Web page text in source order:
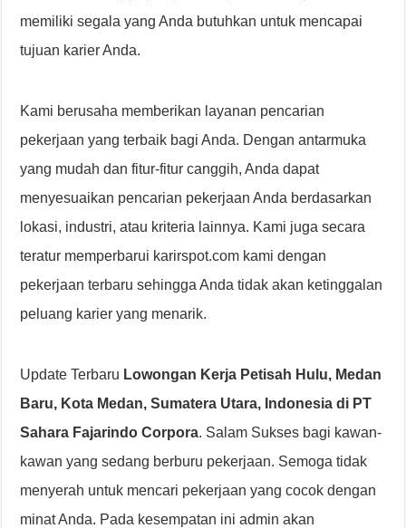
memiliki segala yang Anda butuhkan untuk mencapai
tujuan karier Anda.
Kami berusaha memberikan layanan pencarian
pekerjaan yang terbaik bagi Anda. Dengan antarmuka
yang mudah dan fitur-fitur canggih, Anda dapat
menyesuaikan pencarian pekerjaan Anda berdasarkan
lokasi, industri, atau kriteria lainnya. Kami juga secara
teratur memperbarui karirspot.com kami dengan
pekerjaan terbaru sehingga Anda tidak akan ketinggalan
peluang karier yang menarik.
Update Terbaru Lowongan Kerja Petisah Hulu, Medan
Baru, Kota Medan, Sumatera Utara, Indonesia di PT
Sahara Fajarindo Corpora. Salam Sukses bagi kawan-
kawan yang sedang berburu pekerjaan. Semoga tidak
menyerah untuk mencari pekerjaan yang cocok dengan
minat Anda. Pada kesempatan ini admin akan